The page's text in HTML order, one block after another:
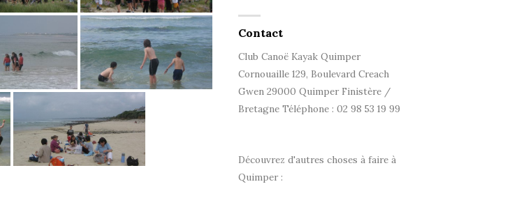
Contact
Club Canoë Kayak Quimper
Cornouaille 129, Boulevard Creach
Gwen 29000 Quimper Finistère /
Bretagne Téléphone : 02 98 53 19 99
Découvrez d'autres choses à faire à
Quimper :